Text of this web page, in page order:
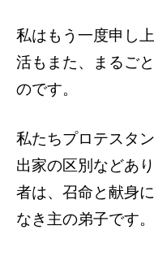
私はもう一度申し
活もまた、まるご
のです。
私たちプロテスタ
出家の区別などあ
者は、召命と献身
なき主の弟子です。